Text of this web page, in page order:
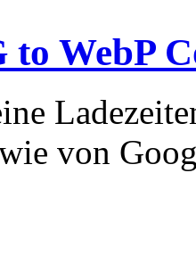
to WebP
von